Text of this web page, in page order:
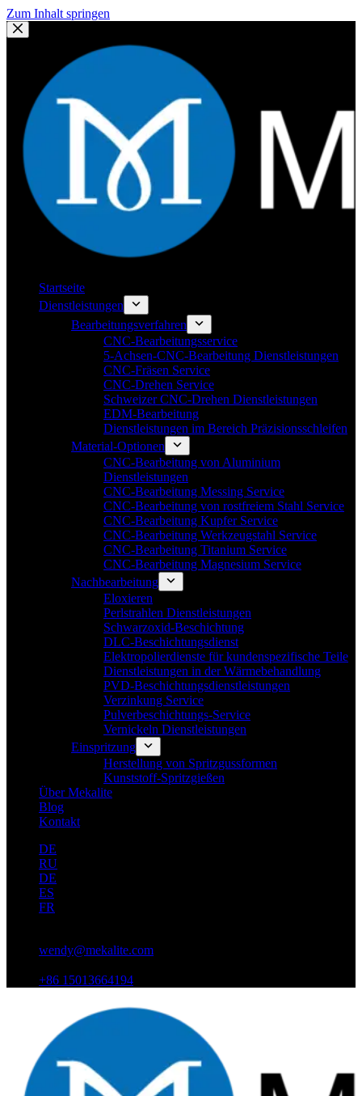
Zum Inhalt springen
Startseite
Dienstleistungen
Bearbeitungsverfahren
CNC-Bearbeitungsservice
5-Achsen-CNC-Bearbeitung Dienstleistungen
CNC-Fräsen Service
CNC-Drehen Service
Schweizer CNC-Drehen Dienstleistungen
EDM-Bearbeitung
Dienstleistungen im Bereich Präzisionsschleifen
Material-Optionen
CNC-Bearbeitung von Aluminium
Dienstleistungen
CNC-Bearbeitung Messing Service
CNC-Bearbeitung von rostfreiem Stahl Service
CNC-Bearbeitung Kupfer Service
CNC-Bearbeitung Werkzeugstahl Service
CNC-Bearbeitung Titanium Service
CNC-Bearbeitung Magnesium Service
Nachbearbeitung
Eloxieren
Perlstrahlen Dienstleistungen
Schwarzoxid-Beschichtung
DLC-Beschichtungsdienst
Elektropolierdienste für kundenspezifische Teile
Dienstleistungen in der Wärmebehandlung
PVD-Beschichtungsdienstleistungen
Verzinkung Service
Pulverbeschichtungs-Service
Vernickeln Dienstleistungen
Einspritzung
Herstellung von Spritzgussformen
Kunststoff-Spritzgießen
Über Mekalite
Blog
Kontakt
DE
RU
DE
ES
FR
wendy@mekalite.com
+86 15013664194